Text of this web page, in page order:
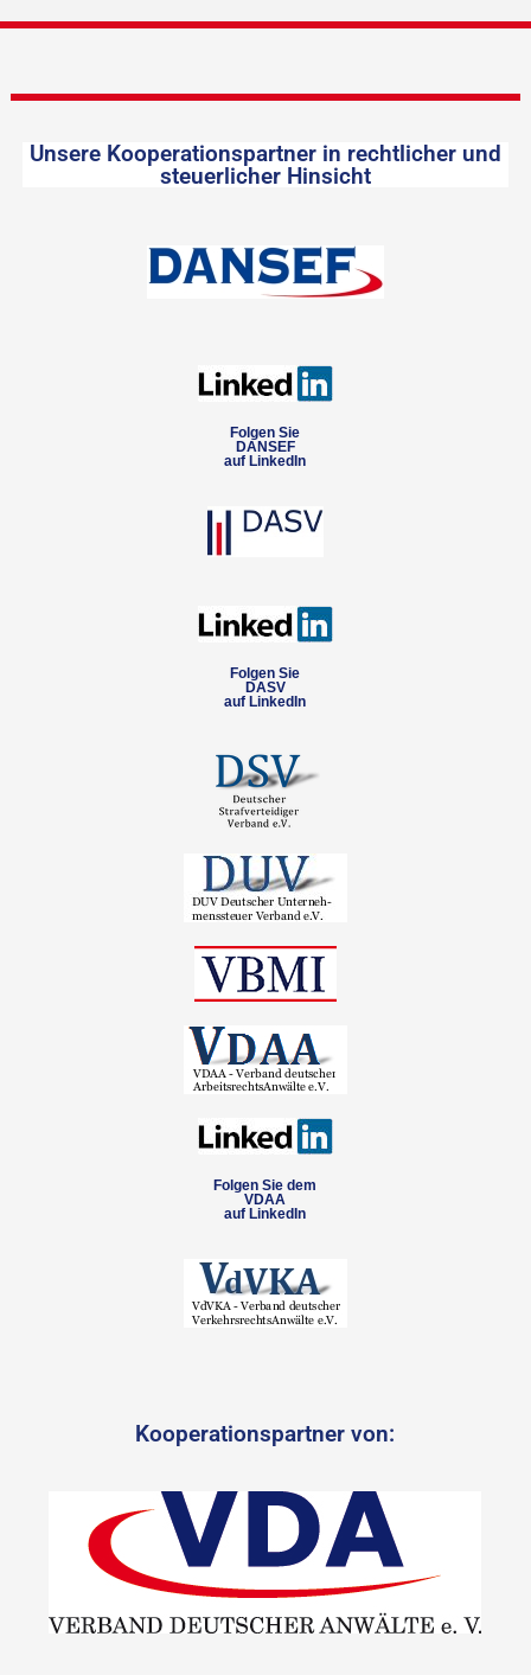
Unsere Kooperationspartner in rechtlicher und
steuerlicher Hinsicht
Folgen Sie
DANSEF
auf LinkedIn
Folgen Sie
DASV
auf LinkedIn
Folgen Sie dem
VDAA
auf LinkedIn
Kooperationspartner von: